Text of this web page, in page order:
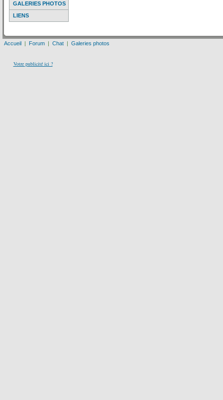
GALERIES PHOTOS
LIENS
Accueil | Forum | Chat | Galeries photos
Votre publicité ici ?